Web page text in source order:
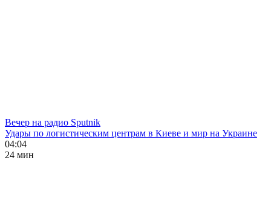
Вечер на радио Sputnik
Удары по логистическим центрам в Киеве и мир на Украине
04:04
24 мин